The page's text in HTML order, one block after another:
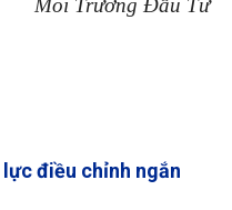
Môi Trường Đầu Tư
điều chỉnh ngắn